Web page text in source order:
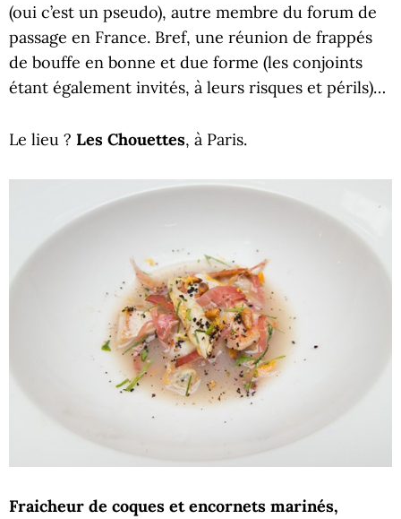
(oui c’est un pseudo), autre membre du forum de
passage en France. Bref, une réunion de frappés
de bouffe en bonne et due forme (les conjoints
étant également invités, à leurs risques et périls)…
Le lieu ? Les Chouettes, à Paris.
Fraicheur de coques et encornets marinés,